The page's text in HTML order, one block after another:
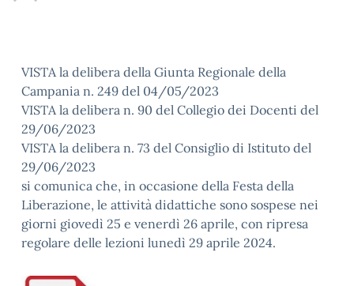
VISTA la delibera della Giunta Regionale della
Campania n. 249 del 04/05/2023
VISTA la delibera n. 90 del Collegio dei Docenti del
29/06/2023
VISTA la delibera n. 73 del Consiglio di Istituto del
29/06/2023
si comunica che, in occasione della Festa della
Liberazione, le attività didattiche sono sospese nei
giorni giovedì 25 e venerdì 26 aprile, con ripresa
regolare delle lezioni lunedì 29 aprile 2024.